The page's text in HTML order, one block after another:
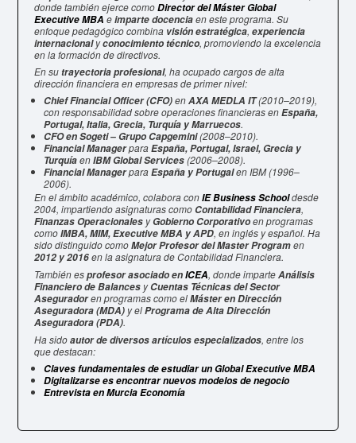
donde también ejerce comoDirector del Máster Global
Executive MBA eimparte docenciaen este programa. Su
enfoque pedagógico combina visión estratégica,experiencia
internacionalyconocimiento técnico, promoviendo la excelencia
en la formación de directivos.
En sutrayectoria profesional, ha ocupado cargos de alta
dirección financiera en empresas de primer nivel:
Chief Financial Officer (CFO)enAXA MEDLA IT(2010–2019),
con responsabilidad sobre operaciones financieras enEspaña,
Portugal, Italia, Grecia, Turquía y Marruecos.
CFO en Sogeti – Grupo Capgemini(2008–2010).
Financial ManagerparaEspaña, Portugal, Israel, Grecia y
TurquíaenIBM Global Services(2006–2008).
Financial ManagerparaEspaña y Portugalen IBM (1996–
2006).
En el ámbito académico, colabora conIE Business Schooldesde
2004, impartiendo asignaturas como Contabilidad Financiera,
Finanzas Operacionales yGobierno Corporativoen programas
comoIMBA, MIM, Executive MBA y APD, en inglés y español. Ha
sido distinguido comoMejor Profesor del Master Programen
2012 y 2016en la asignatura de Contabilidad Financiera.
También esprofesor asociado enICEA, donde imparteAnálisis
Financiero de Balances yCuentas Técnicas del Sector
Aseguradoren programas como elMáster en Dirección
Aseguradora (MDA) y elPrograma de Alta Dirección
Aseguradora (PDA).
Ha sidoautor de diversos artículos especializados, entre los
que destacan:
Claves fundamentales de estudiar un Global Executive MBA
Digitalizarse es encontrar nuevos modelos de negocio
Entrevista en Murcia Economía